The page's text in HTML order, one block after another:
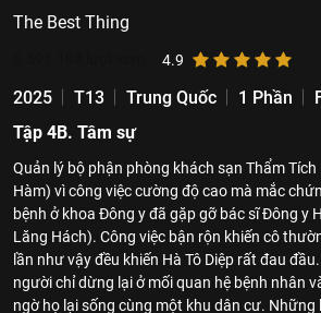
The Best Thing
4.9
2025 T13 Trung Quốc 1 Phần
Tập 4B. Tâm sự
Quản lý bộ phận phòng khách sạn Thẩm
Hàm) vì công việc cường độ cao mà mắc
bệnh ở khoa Đông y đã gặp gỡ bác sĩ Đông y
Lăng Hách). Công việc bận rộn khiến cô
lần như vậy đều khiến Hà Tô Diệp rất đau
người chỉ dừng lại ở mối quan hệ bệnh nhân
ngờ họ lại sống cùng một khu dân cư. Những